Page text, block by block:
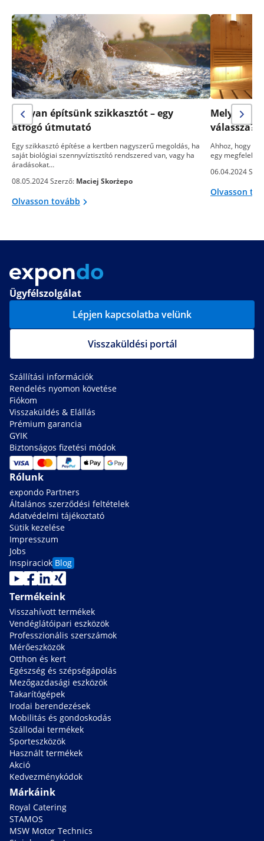
Hogyan építsünk szikkasztót – egy
átfogó útmutató
Egy szikkasztó építése a kertben nagyszerű megoldás, ha
saját biológiai szennyvíztisztító rendszered van, vagy ha
áradásokat…
08.05.2024 Szerző: Maciej Skorżepo
Olvasson tovább
Melyik
válassza?
Ahhoz, hogy
egy megfelelő
06.04.2024
Olvasson
Ügyfélszolgálat
Lépjen kapcsolatba velünk
Visszaküldési portál
Szállítási információk
Rendelés nyomon követése
Fiókom
Visszaküldés & Elállás
Prémium garancia
GYIK
Biztonságos fizetési módok
Rólunk
expondo Partners
Általános szerződési feltételek
Adatvédelmi tájékoztató
Sütik kezelése
Impresszum
Jobs
Inspiraciok Blog
Termékeink
Visszahívott termékek
Vendéglátóipari eszközök
Professzionális szerszámok
Mérőeszközök
Otthon és kert
Egészség és szépségápolás
Mezőgazdasági eszközök
Takarítógépek
Irodai berendezések
Mobilitás és gondoskodás
Szállodai termékek
Sporteszközök
Használt termékek
Akció
Kedvezménykódok
Márkáink
Royal Catering
STAMOS
MSW Motor Technics